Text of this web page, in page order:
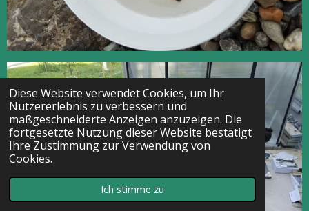
Diese Website verwendet Cookies, um Ihr
Nutzererlebnis zu verbessern und
maßgeschneiderte Anzeigen anzuzeigen. Die
fortgesetzte Nutzung dieser Website bestätigt
Ihre Zustimmung zur Verwendung von
Cookies.
Ich stimme zu